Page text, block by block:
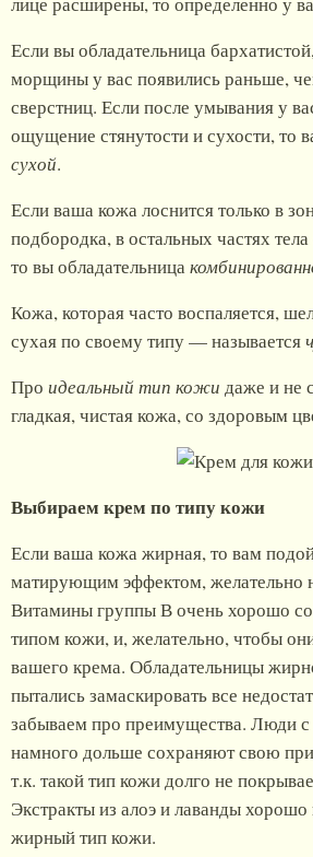
Если вы обладательница
морщины у вас появились раньше,
сверстниц. Если после умывания у
ощущение стянутости и сухости, то
сухой.
Если ваша кожа лоснится только в
подбородка, в остальных частях
то вы обладательница
Кожа, которая часто воспаляется,
сухая по своему типу — называется
Про идеальный тип кожи даже и не
гладкая, чистая кожа, со здоровым
Выбираем крем по типу кожи
Если ваша кожа жирная, то вам
матирующим эффектом, желательно
Витамины группы В очень хорошо
типом кожи, и, желательно, чтобы
вашего крема. Обладательницы
пытались замаскировать все
забываем про преимущества. Люди
намного дольше сохраняют свою
т.к. такой тип кожи долго не
Экстракты из алоэ и лаванды хорошо
жирный тип кожи.